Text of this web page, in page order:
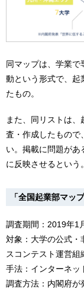
同マップは、学業
動という形式で、起
たもの。
また、同リストは
査・作成したもので
い。掲載に問題があ
に反映させるという。
「全国起業部マッ
調査期間：2019年1
対象：大学の公式・
スコンテスト運営組
手法：インターネッ
調査方法：内閣府が